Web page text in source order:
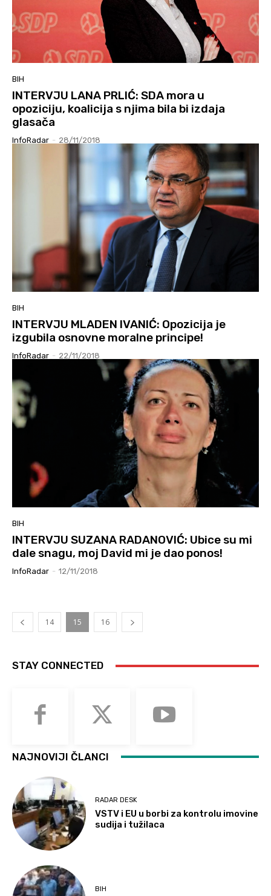
BIH
INTERVJU LANA PRLIĆ: SDA mora u
opoziciju, koalicija s njima bila bi izdaja
glasača
InfoRadar - 28/11/2018
BIH
INTERVJU MLADEN IVANIĆ: Opozicija je
izgubila osnovne moralne principe!
InfoRadar - 22/11/2018
BIH
INTERVJU SUZANA RADANOVIĆ: Ubice su mi
dale snagu, moj David mi je dao ponos!
InfoRadar - 12/11/2018
14 15 16
STAY CONNECTED
NAJNOVIJI ČLANCI
RADAR DESK
VSTV i EU u borbi za kontrolu imovine
sudija i tužilaca
BIH